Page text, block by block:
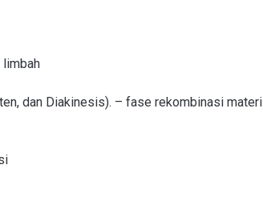
limbah
dan Diakinesis). – fase rekombinasi materi